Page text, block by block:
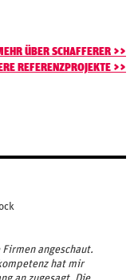
ÜBER SCHAFFERER >>
REFERENZPROJEKTE >>
angeschaut.
hat mir